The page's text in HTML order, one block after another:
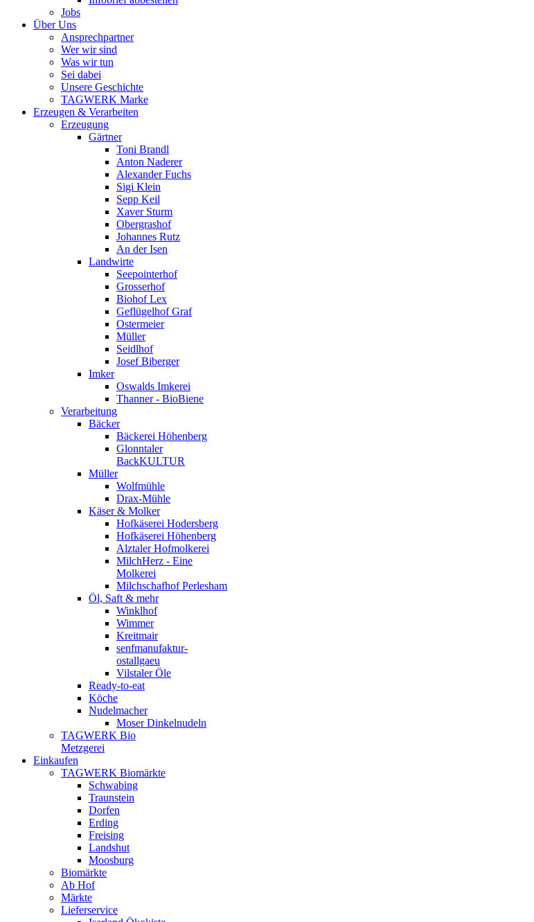
Jobs
Über Uns
Ansprechpartner
Wer wir sind
Was wir tun
Sei dabei
Unsere Geschichte
TAGWERK Marke
Erzeugen & Verarbeiten
Erzeugung
Gärtner
Toni Brandl
Anton Naderer
Alexander Fuchs
Sigi Klein
Sepp Keil
Xaver Sturm
Obergrashof
Johannes Rutz
An der Isen
Landwirte
Seepointerhof
Grosserhof
Biohof Lex
Geflügelhof Graf
Ostermeier
Müller
Seidlhof
Josef Biberger
Imker
Oswalds Imkerei
Thanner - BioBiene
Verarbeitung
Bäcker
Bäckerei Höhenberg
Glonntaler
BackKULTUR
Müller
Wolfmühle
Drax-Mühle
Käser & Molker
Hofkäserei Hodersberg
Hofkäserei Höhenberg
Alztaler Hofmolkerei
MilchHerz - Eine
Molkerei
Milchschafhof Perlesham
Öl, Saft & mehr
Winklhof
Wimmer
Kreitmair
senfmanufaktur-
ostallgaeu
Vilstaler Öle
Ready-to-eat
Köche
Nudelmacher
Moser Dinkelnudeln
TAGWERK Bio
Metzgerei
Einkaufen
TAGWERK Biomärkte
Schwabing
Traunstein
Dorfen
Erding
Freising
Landshut
Moosburg
Biomärkte
Ab Hof
Märkte
Lieferservice